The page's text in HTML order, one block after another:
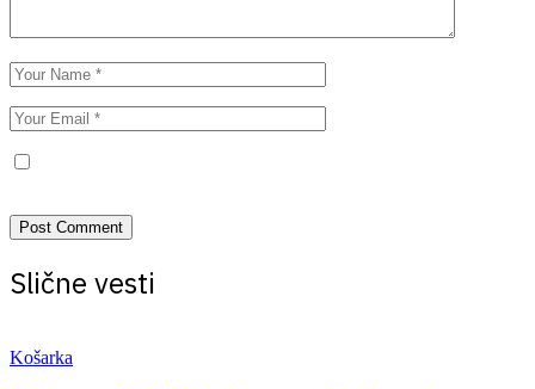
Slične vesti
Košarka